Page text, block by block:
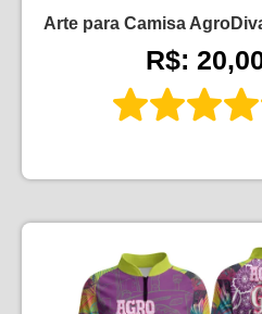
Arte para Camisa
R$: